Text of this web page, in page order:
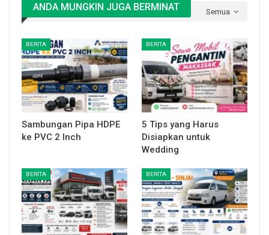
Semua
ANDA MUNGKIN JUGA BERMINAT
BERITA
Sambungan Pipa HDPE
ke PVC 2 Inch
BERITA
5 Tips yang Harus
Disiapkan untuk
Wedding
BERITA BERITA